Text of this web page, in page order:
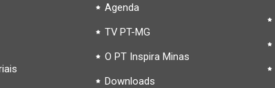
Agenda
TV PT-MG
O PT Inspira Minas
Downloads